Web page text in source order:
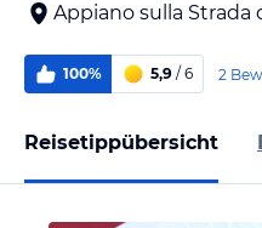
Appiano sulla Strada
100% 5,9 / 6 2
Reisetippübersicht